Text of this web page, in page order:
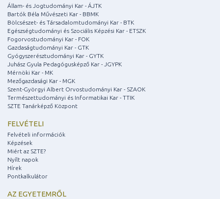
Állam- és Jogtudományi Kar - ÁJTK
Bartók Béla Művészeti Kar - BBMK
Bölcsészet- és Társadalomtudományi Kar - BTK
Egészségtudományi és Szociális Képzési Kar - ETSZK
Fogorvostudományi Kar - FOK
Gazdaságtudományi Kar - GTK
Gyógyszerésztudományi Kar - GYTK
Juhász Gyula Pedagógusképző Kar - JGYPK
Mérnöki Kar - MK
Mezőgazdasági Kar - MGK
Szent-Györgyi Albert Orvostudományi Kar - SZAOK
Természettudományi és Informatikai Kar - TTIK
SZTE Tanárképző Központ
FELVÉTELI
Felvételi információk
Képzések
Miért az SZTE?
Nyílt napok
Hírek
Pontkalkulátor
AZ EGYETEMRŐL